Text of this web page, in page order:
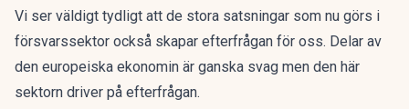
Vi ser väldigt tydligt att de stora satsningar som nu görs i
försvarssektor också skapar efterfrågan för oss. Delar av
den europeiska ekonomin är ganska svag men den här
sektorn driver på efterfrågan.